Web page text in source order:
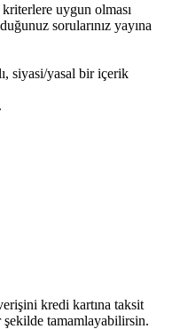
kriterlere uygun olması
sorularınız yayına
siyasi/yasal bir içerik
kredi kartına taksit
şekilde tamamlayabilirsin.